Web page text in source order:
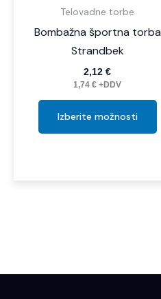
Telovadne torbe
Bombažna športna torba
Strandbek
2,12€
1,74€ +DDV
Izberite možnosti